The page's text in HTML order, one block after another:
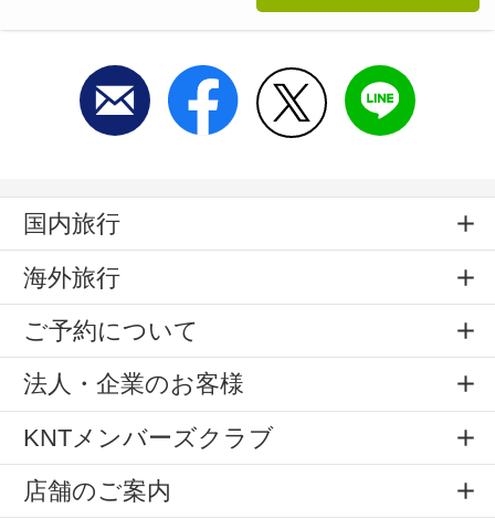
国内旅行
海外旅行
ご予約について
法人・企業のお客様
KNTメンバーズクラブ
店舗のご案内